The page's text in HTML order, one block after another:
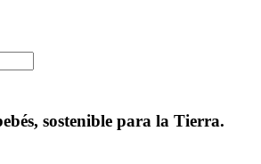
sostenible para la Tierra.